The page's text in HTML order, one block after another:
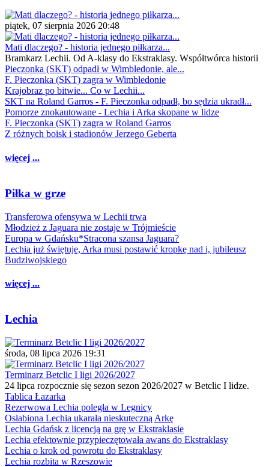
piątek, 07 sierpnia 2026 20:48
Mati dlaczego? - historia jednego piłkarza...
Bramkarz Lechii. Od A-klasy do Ekstraklasy. Współtwórca historii
Pieczonka (SKT) odpadł w Wimbledonie, ale...
F. Pieczonka (SKT) zagra w Wimbledonie
Krajobraz po bitwie... Co w Lechii...
SKT na Roland Garros - F. Pieczonka odpadł, bo sędzia ukradł...
Pomorze znokautowane - Lechia i Arka skopane w lidze
F. Pieczonka (SKT) zagra w Roland Garros
Z różnych boisk i stadionów Jerzego Geberta
więcej ...
Piłka w grze
Transferowa ofensywa w Lechii trwa
Młodzież z Jaguara nie zostaje w Trójmieście
Europa w Gdańsku*Stracona szansa Jaguara?
Lechia już świętuje, Arka musi postawić kropkę nad i, jubileusz
Budziwojskiego
więcej ...
Lechia
środa, 08 lipca 2026 19:31
Terminarz Betclic I ligi 2026/2027
24 lipca rozpocznie się sezon sezon 2026/2027 w Betclic I lidze.
Tablica Łazarka
Rezerwowa Lechia poległa w Legnicy
Osłabiona Lechia ukarała nieskuteczną Arkę
Lechia Gdańsk z licencją na grę w Ekstraklasie
Lechia efektownie przypieczętowała awans do Ekstraklasy
Lechia o krok od powrotu do Ekstraklasy
Lechia rozbita w Rzeszowie